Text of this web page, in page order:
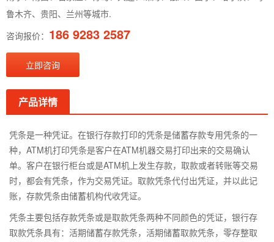
鲁木齐、贵阳、兰州等城市.
咨询报价： 186 9283 2587
立即咨询
产品详情
凭条是一种凭证。在银行存款打印的凭条是储蓄存款专用凭条的一
种，ATM机打印凭条是客户在ATM机器交易打印出来的交易确认
单。客户在银行柜台或是ATM机上发生存款，取款或者转账等交易
时，都会有凭条，作为交易凭证。取款凭条代付出凭证，并以此记
账，存款凭条由储蓄机构代收凭证。
凭条主要包括存款凭条或是取款凭条两种不同颜色的凭证，银行存
取款凭条具有：活期储蓄存款凭条，活期储蓄取款凭条，零存整取